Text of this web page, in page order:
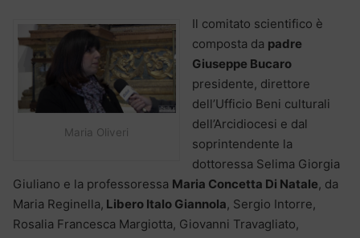
Maria Oliveri
Il comitato scientifico è
composta da padre
Giuseppe Bucaro
presidente, direttore
dell’Ufficio Beni culturali
dell’Arcidiocesi e dal
soprintendente la
dottoressa Selima Giorgia
Giuliano e la professoressa Maria Concetta Di Natale, da
Maria Reginella, Libero Italo Giannola, Sergio Intorre,
Rosalia Francesca Margiotta, Giovanni Travagliato,